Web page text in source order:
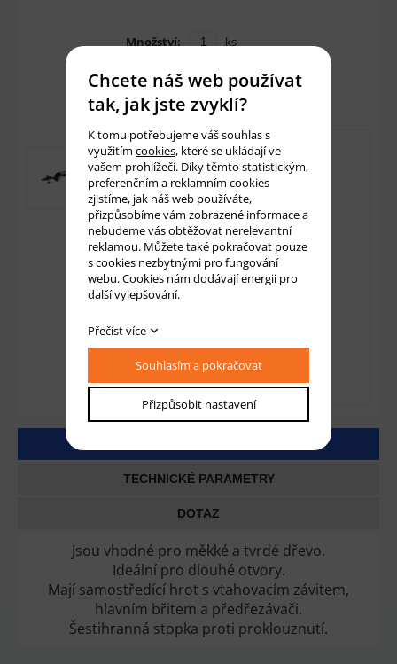
Množství: ks
Přidat do košíku
TECHNICKÉ PARAMETRY
DOTAZ
Jsou vhodné pro měkké a tvrdé dřevo.
Ideální pro dlouhé otvory.
Mají samostředící hrot s vtahovacím závitem,
hlavním břitem a předřezávači.
Šestihranná stopka proti proklouznutí.
Chcete náš web používat
tak, jak jste zvyklí?
K tomu potřebujeme váš souhlas s
využitím cookies, které se ukládají ve
vašem prohlížeči. Díky těmto statistickým,
preferenčním a reklamním cookies
zjistíme, jak náš web používáte,
přizpůsobíme vám zobrazené informace a
nebudeme vás obtěžovat nerelevantní
reklamou. Můžete také pokračovat pouze
s cookies nezbytnými pro fungování
webu. Cookies nám dodávají energii pro
další vylepšování.
Přečíst více
Souhlasím a pokračovat
Přizpůsobit nastavení